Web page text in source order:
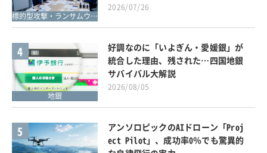
標的型攻撃・ランサムウェア対策
2026/07/26
4
地銀
好調なのに「いよぎん・愛媛銀」が
統合した理由、残された…四国地銀
サバイバル大解説
2026/08/05
5
アンソロピックのAIドローン「Proj
ect Pilot」、成功率0％でも驚異的